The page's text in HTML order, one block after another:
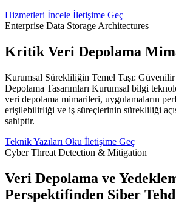
Hizmetleri İncele İletişime Geç
Enterprise Data Storage Architectures
Kritik Veri Depolama
Kurumsal Sürekliliğin Temel Taşı:
Depolama Tasarımları Kurumsal bilgi
veri depolama mimarileri, uygulamaların
erişilebilirliği ve iş süreçlerinin sürekliliği
sahiptir.
Teknik Yazıları Oku İletişime Geç
Cyber Threat Detection & Mitigation
Veri Depolama ve
Perspektifinden Siber